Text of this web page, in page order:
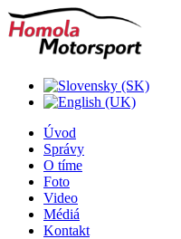
Úvod
Správy
O tíme
Foto
Video
Médiá
Kontakt